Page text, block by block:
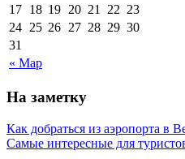
« Мар
17 18 19 20 21 22 23
24 25 26 27 28 29 30
31
На заметку
Как добраться из аэропорта в
Самые интересные для